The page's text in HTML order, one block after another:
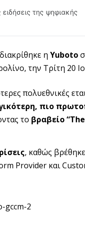
της ψηφιακής
η Yuboto
την Τρίτη 20
πολυεθνικές
πιο
το βραβείο
, καθώς
Provider και